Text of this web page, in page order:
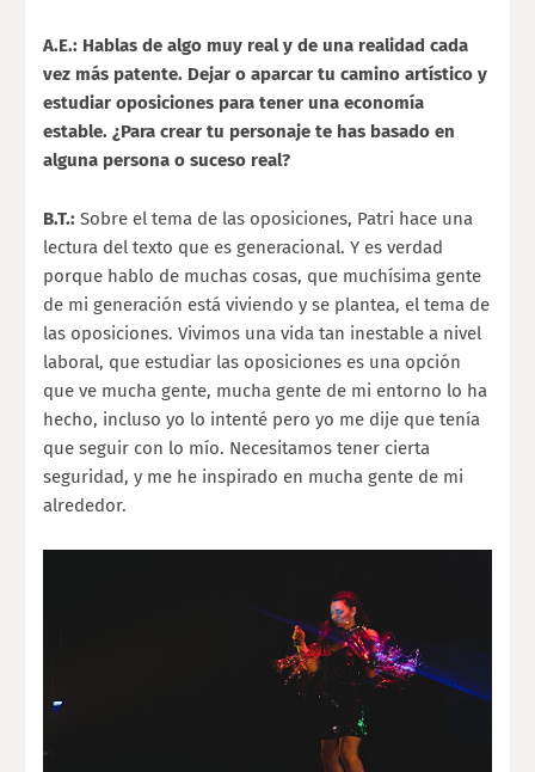
A.E.: Hablas de algo muy real y de una realidad cada
vez más patente. Dejar o aparcar tu camino artístico y
estudiar oposiciones para tener una economía
estable. ¿Para crear tu personaje te has basado en
alguna persona o suceso real?
B.T.: Sobre el tema de las oposiciones, Patri hace una
lectura del texto que es generacional. Y es verdad
porque hablo de muchas cosas, que muchísima gente
de mi generación está viviendo y se plantea, el tema de
las oposiciones. Vivimos una vida tan inestable a nivel
laboral, que estudiar las oposiciones es una opción
que ve mucha gente, mucha gente de mi entorno lo ha
hecho, incluso yo lo intenté pero yo me dije que tenía
que seguir con lo mío. Necesitamos tener cierta
seguridad, y me he inspirado en mucha gente de mi
alrededor.